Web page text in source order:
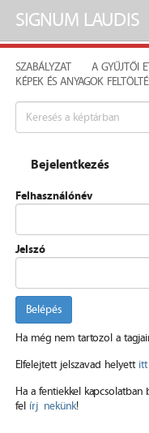
SIGNUM LAUDIS
SZABÁLYZAT
A GYŰJTŐI
KÉPEK ÉS ANYAGOK
Bejelentkezés
Felhasználónév
Jelszó
Belépés
Ha még nem tartozol a
Elfelejtett jelszavad helyett
Ha a fentiekkel
fel írj nekünk!